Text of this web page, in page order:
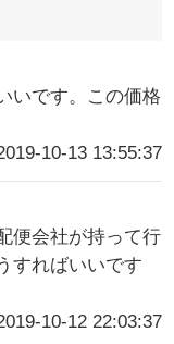
いです。この価格
10-13 13:55:37
便会社が持って行
すればいいです
10-12 22:03:37